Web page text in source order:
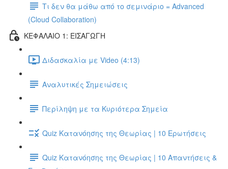
Τι δεν θα μάθω από το σεμινάριο = Advanced
(Cloud Collaboration)
ΚΕΦΑΛΑΙΟ 1: ΕΙΣΑΓΩΓΗ
Διδασκαλία με Video (4:13)
Αναλυτικές Σημειώσεις
Περίληψη με τα Κυριότερα Σημεία
Quiz Κατανόησης της Θεωρίας | 10 Ερωτήσεις
Quiz Κατανόησης της Θεωρίας | 10 Απαντήσεις &